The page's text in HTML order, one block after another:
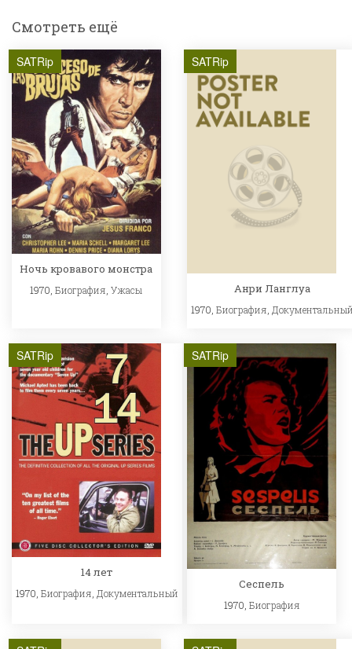
Смотреть ещё
SATRip
Ночь кровавого монстра
1970,Биография,Ужасы
SATRip
Анри Ланглуа
1970,Биография
SATRip
14 лет
1970, Биография Документальный
SATRip
Сеспель
1970, Биография